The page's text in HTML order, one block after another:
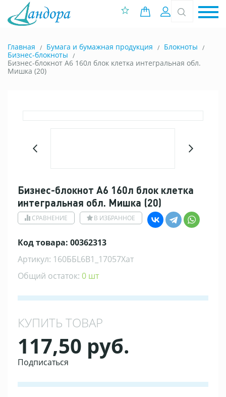
0 позиций
Вход
Главная Бумага и бумажная продукция
Блокноты
Бизнес-блокноты
Бизнес-блокнот А6 160л блок клетка интегральная обл.
Мишка (20)
Бизнес-блокнот А6 160л блок клетка
интегральная обл. Мишка (20)
СРАВНЕНИЕ В ИЗБРАННОЕ
Код товара: 00362313
Артикул: 160ББL6В1_17057Хат
Общий остаток: 0 шт
КУПИТЬ ТОВАР
117,50 руб.
Подписаться